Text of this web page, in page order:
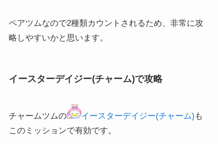
ペアツムなので2種類カウントされるため、非常に攻
略しやすいかと思います。
イースターデイジー(チャーム)で攻略
チャームツムの イースターデイジー(チャーム) も
このミッションで有効です。